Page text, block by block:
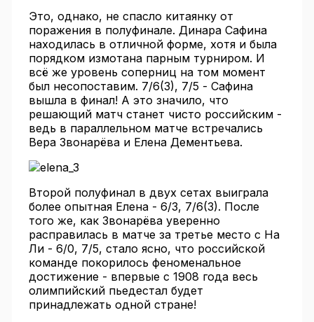
Это, однако, не спасло китаянку от
поражения в полуфинале. Динара Сафина
находилась в отличной форме, хотя и была
порядком измотана парным турниром. И
всё же уровень соперниц на том момент
был несопоставим. 7/6(3), 7/5 - Сафина
вышла в финал! А это значило, что
решающий матч станет чисто российским -
ведь в параллельном матче встречались
Вера Звонарёва и Елена Дементьева.
Второй полуфинал в двух сетах выиграла
более опытная Елена - 6/3, 7/6(3). После
того же, как Звонарёва уверенно
расправилась в матче за третье место с На
Ли - 6/0, 7/5, стало ясно, что российской
команде покорилось феноменальное
достижение - впервые с 1908 года весь
олимпийский пьедестал будет
принадлежать одной стране!